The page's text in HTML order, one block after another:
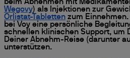
beim Abnehmen mit
Wegovy) als Injektionen zur
Orlistat-Tabletten zum
bei Voy eine persönliche
schnellen klinischen Support, um
Deiner Abnehm-Reise (darunter
unterstützen.